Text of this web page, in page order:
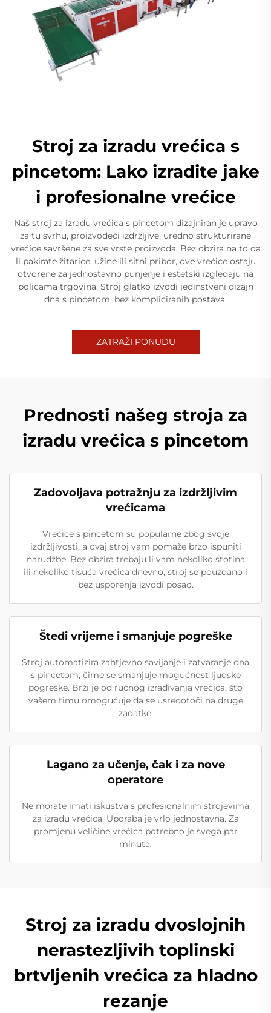
Stroj za izradu vrećica s
pincetom: Lako izradite jake
i profesionalne vrećice
Naš stroj za izradu vrećica s pincetom dizajniran je upravo
za tu svrhu, proizvodeći izdržljive, uredno strukturirane
vrećice savršene za sve vrste proizvoda. Bez obzira na to da
li pakirate žitarice, užine ili sitni pribor, ove vrećice ostaju
otvorene za jednostavno punjenje i estetski izgledaju na
policama trgovina. Stroj glatko izvodi jedinstveni dizajn
dna s pincetom, bez kompliciranih postava.
ZATRAŽI PONUDU
Prednosti našeg stroja za
izradu vrećica s pincetom
Zadovoljava potražnju za izdržljivim
vrećicama
Vrećice s pincetom su popularne zbog svoje
izdržljivosti, a ovaj stroj vam pomaže brzo ispuniti
narudžbe. Bez obzira trebaju li vam nekoliko stotina
ili nekoliko tisuća vrećica dnevno, stroj se pouzdano i
bez usporenja izvodi posao.
Štedi vrijeme i smanjuje pogreške
Stroj automatizira zahtjevno savijanje i zatvaranje dna
s pincetom, čime se smanjuje mogućnost ljudske
pogreške. Brži je od ručnog izrađivanja vrećica, što
vašem timu omogućuje da se usredotoči na druge
zadatke.
Lagano za učenje, čak i za nove
operatore
Ne morate imati iskustva s profesionalnim strojevima
za izradu vrećica. Uporaba je vrlo jednostavna. Za
promjenu veličine vrećica potrebno je svega par
minuta.
Stroj za izradu dvoslojnih
nerastezljivih toplinski
brtvljenih vrećica za hladno
rezanje